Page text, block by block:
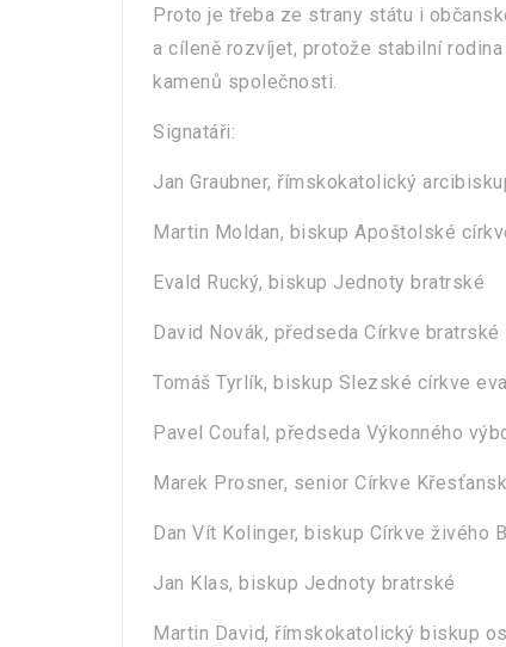
Proto je třeba ze strany státu i
a cíleně rozvíjet, protože stabilní
kamenů společnosti.
Signatáři:
Jan Graubner, římskokatolický
Martin Moldan, biskup Apoštolské
Evald Rucký, biskup Jednoty bratrské
David Novák, předseda Církve bratrské
Tomáš Tyrlík, biskup Slezské církve
Pavel Coufal, předseda Výkonného
Marek Prosner, senior Církve
Dan Vít Kolinger, biskup Církve živého
Jan Klas, biskup Jednoty bratrské
Martin David, římskokatolický biskup